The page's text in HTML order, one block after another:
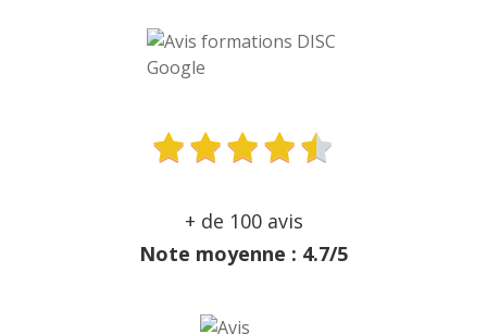
+ de 100 avis
Note moyenne : 4.7/5